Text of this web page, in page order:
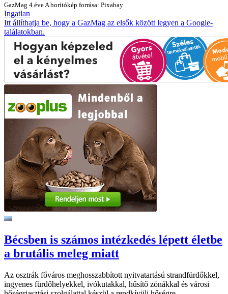
GazMag 4 éve A borítókép forrása: Pixabay
Ingatlan
Itt állíthatja be, hogy a GazMag az elsők között legyen a Google-
találatokban.
Bécsben is számos intézkedés lépett életbe
a brutális meleg miatt
Az osztrák főváros meghosszabbított nyitvatartású strandfürdőkkel,
ingyenes fürdőhelyekkel, ivókutakkal, hűsítő zónákkal és városi